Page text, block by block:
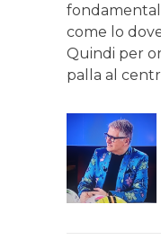
come lo
Quindi per
palla al